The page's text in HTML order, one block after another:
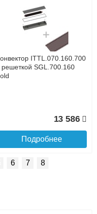
и Московской области
в режиме реального
товара как при
деньги, Web-money,
и с НДС)
ITTL.070.160.700
решеткой SGL.700.160
13 586
Подробнее
6 7 8